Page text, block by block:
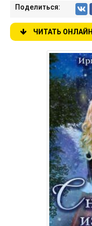
Поделиться:
ЧИТАТЬ ОНЛАЙН